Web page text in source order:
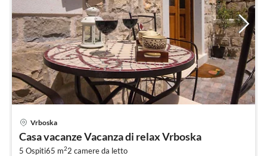
Vrboska
Casa vacanze Vacanza di relax Vrboska
5 Ospiti65 m22 camere da letto